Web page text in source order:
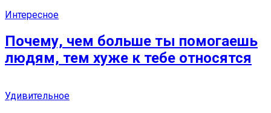
Интересное
Почему, чем больше ты помогаешь
людям, тем хуже к тебе относятся
Удивительное